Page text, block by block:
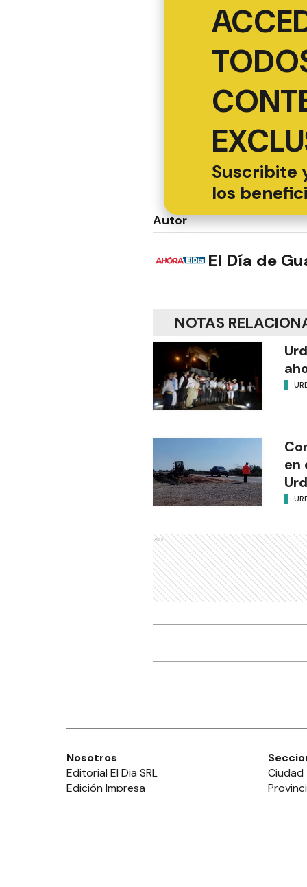
Suscribite
los
Autor
El Día de
NOTAS
en
Ads
Nosotros
Editorial El Dia SRL
Edición Impresa
Ciudad